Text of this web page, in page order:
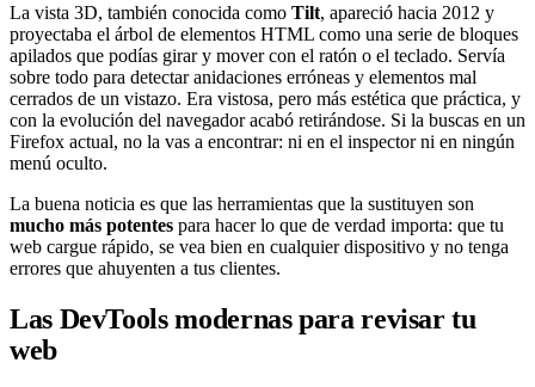
La vista 3D, también conocida como Tilt, apareció hacia 2012 y
proyectaba el árbol de elementos HTML como una serie de bloques
apilados que podías girar y mover con el ratón o el teclado. Servía
sobre todo para detectar anidaciones erróneas y elementos mal
cerrados de un vistazo. Era vistosa, pero más estética que práctica, y
con la evolución del navegador acabó retirándose. Si la buscas en un
Firefox actual, no la vas a encontrar: ni en el inspector ni en ningún
menú oculto.
La buena noticia es que las herramientas que la sustituyen son
mucho más potentes para hacer lo que de verdad importa: que tu
web cargue rápido, se vea bien en cualquier dispositivo y no tenga
errores que ahuyenten a tus clientes.
Las DevTools modernas para revisar tu
web